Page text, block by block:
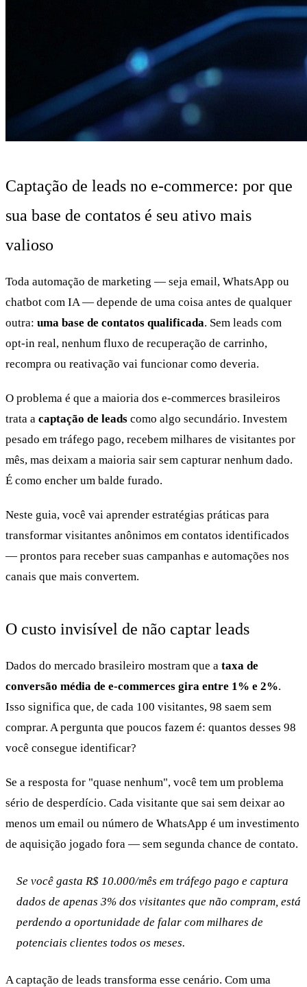
Captação de leads no e-commerce: por que
sua base de contatos é seu ativo mais
valioso
Toda automação de marketing — seja email, WhatsApp ou
chatbot com IA — depende de uma coisa antes de qualquer
outra: uma base de contatos qualificada. Sem leads com
opt-in real, nenhum fluxo de recuperação de carrinho,
recompra ou reativação vai funcionar como deveria.
O problema é que a maioria dos e-commerces brasileiros
trata a captação de leads como algo secundário. Investem
pesado em tráfego pago, recebem milhares de visitantes por
mês, mas deixam a maioria sair sem capturar nenhum dado.
É como encher um balde furado.
Neste guia, você vai aprender estratégias práticas para
transformar visitantes anônimos em contatos identificados
— prontos para receber suas campanhas e automações nos
canais que mais convertem.
O custo invisível de não captar leads
Dados do mercado brasileiro mostram que a taxa de
conversão média de e-commerces gira entre 1% e 2%.
Isso significa que, de cada 100 visitantes, 98 saem sem
comprar. A pergunta que poucos fazem é: quantos desses 98
você consegue identificar?
Se a resposta for "quase nenhum", você tem um problema
sério de desperdício. Cada visitante que sai sem deixar ao
menos um email ou número de WhatsApp é um investimento
de aquisição jogado fora — sem segunda chance de contato.
Se você gasta R$ 10.000/mês em tráfego pago e captura
dados de apenas 3% dos visitantes que não compram, está
perdendo a oportunidade de falar com milhares de
potenciais clientes todos os meses.
A captação de leads transforma esse cenário. Com uma